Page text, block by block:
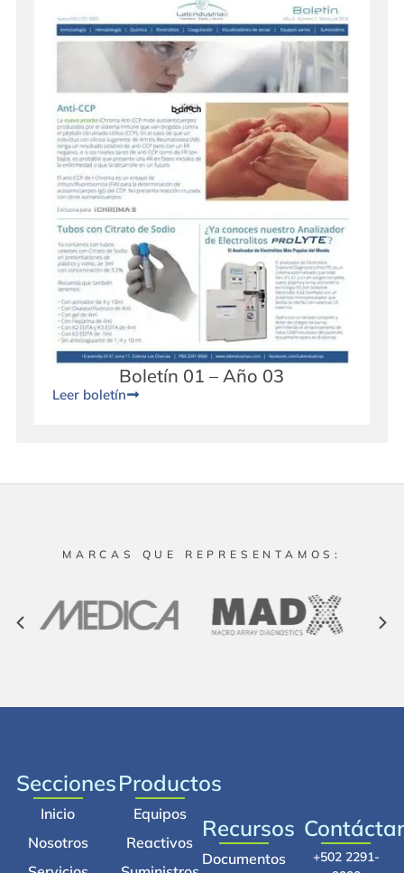
Boletín 01 – Año 03
Leer boletín
MARCAS QUE REPRESENTAMOS:
Secciones
Inicio
Nosotros
Productos
Equipos
Reactivos
Recursos
Documentos
+502 2291-